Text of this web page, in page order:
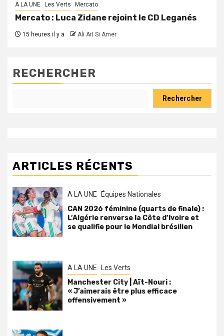
A LA UNE Les Verts Mercato
Mercato : Luca Zidane rejoint le CD Leganés
15 heures il y a Ali Ait Si Amer
RECHERCHER
Rechercher
ARTICLES RÉCENTS
A LA UNE Équipes Nationales
CAN 2026 féminine (quarts de finale) :
L’Algérie renverse la Côte d’Ivoire et
se qualifie pour le Mondial brésilien
A LA UNE Les Verts
Manchester City | Aït-Nouri :
« J’aimerais être plus efficace
offensivement »